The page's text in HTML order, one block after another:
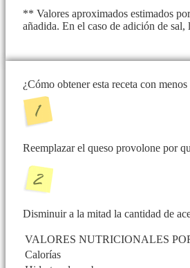
** Valores aproximados estimados
añadida. En el caso de adición de
¿Cómo obtener esta receta con
Reemplazar el queso provolone por
Disminuir a la mitad la cantidad de
VALORES NUTRICIONALES
Calorías